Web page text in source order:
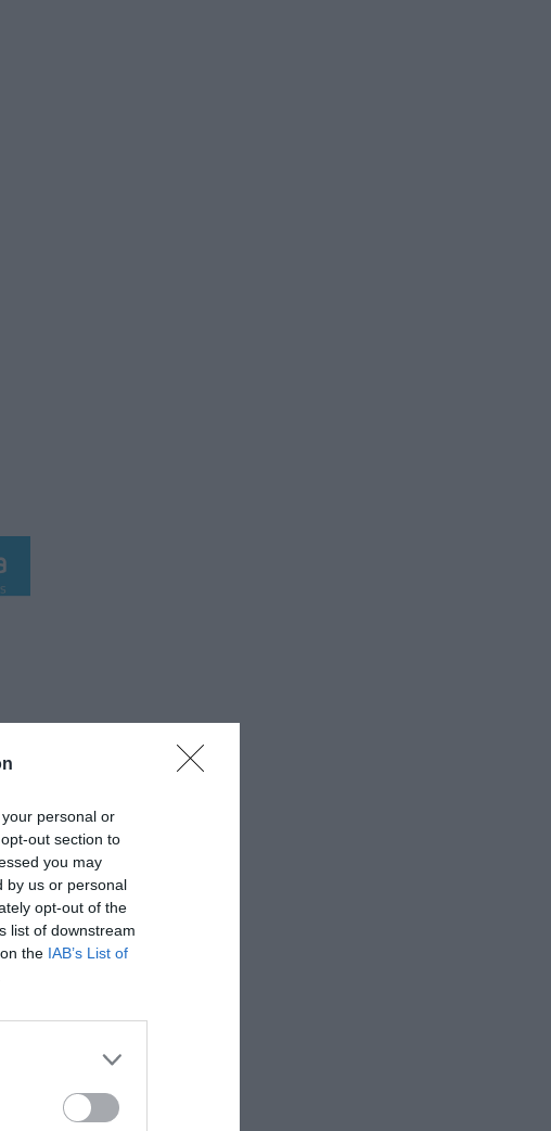
personal or
out section to
you may
by us or personal
opt-out of the
list of downstream
the IAB’s List of